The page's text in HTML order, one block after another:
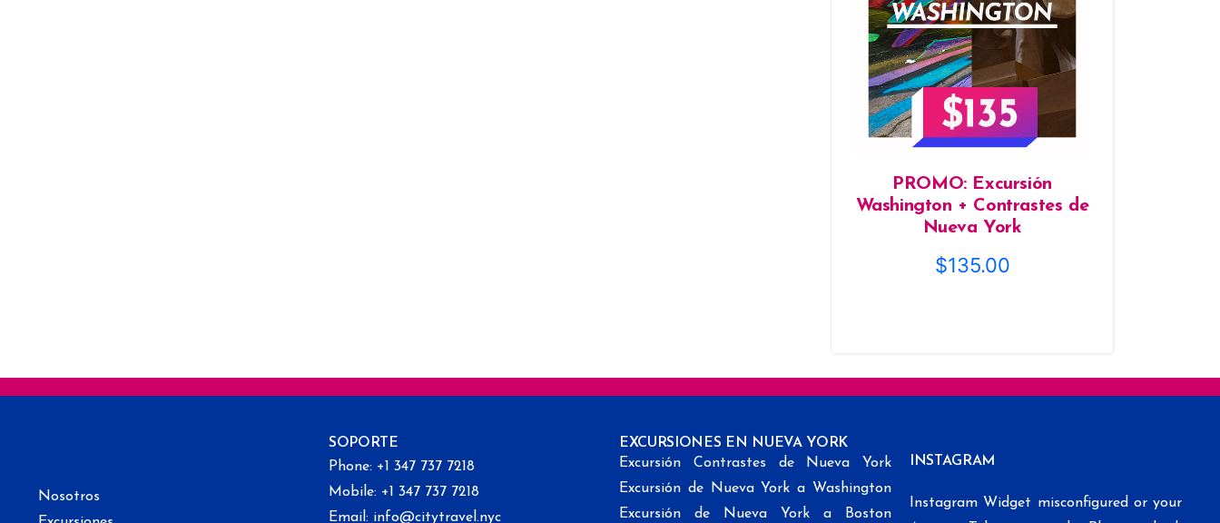
PROMO: Excursión
Washington + Contrastes de
Nueva York
$135.00
Nosotros
SOPORTE
Phone: +1 347 737 7218
Mobile: +1 347 737 7218
Email: info@citytravel.nyc
EXCURSIONES EN NUEVA YORK
Excursión Contrastes de Nueva York
Excursión de Nueva York a Washington
Excursión de Nueva York a Boston
INSTAGRAM
Instagram Widget misconfigured or your